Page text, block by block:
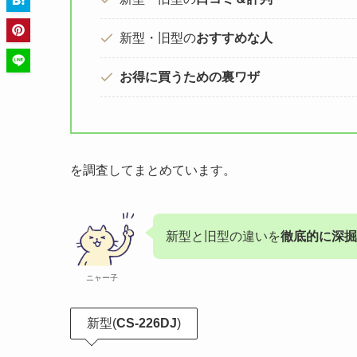
新型・旧型のおすすめな人
お得に買うための裏ワザ
を調査してまとめています。
ニャー子
新型と旧型の違いを徹底的に深
新型(CS-226DJ)